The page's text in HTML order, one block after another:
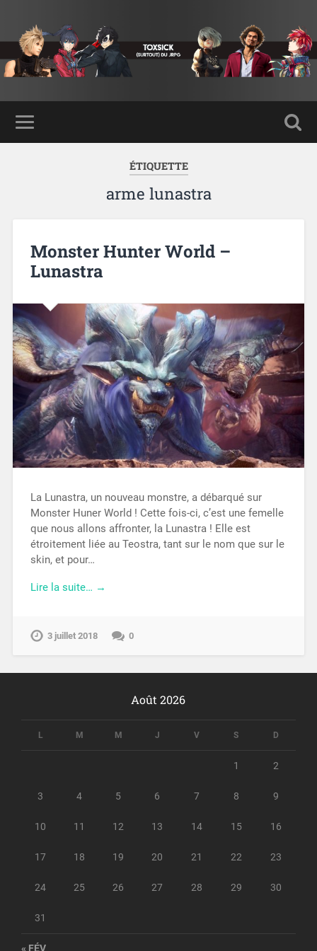
ÉTIQUETTE
arme lunastra
Monster Hunter World –
Lunastra
La Lunastra, un nouveau monstre, a débarqué sur
Monster Huner World ! Cette fois-ci, c’est une femelle
que nous allons affronter, la Lunastra ! Elle est
étroitement liée au Teostra, tant sur le nom que sur le
skin, et pour…
Lire la suite… →
3 juillet 2018 0
Août 2026
L M M J V S D
1 2
3 4 5 6 7 8 9
10 11 12 13 14 15 16
17 18 19 20 21 22 23
24 25 26 27 28 29 30
31
« FÉV